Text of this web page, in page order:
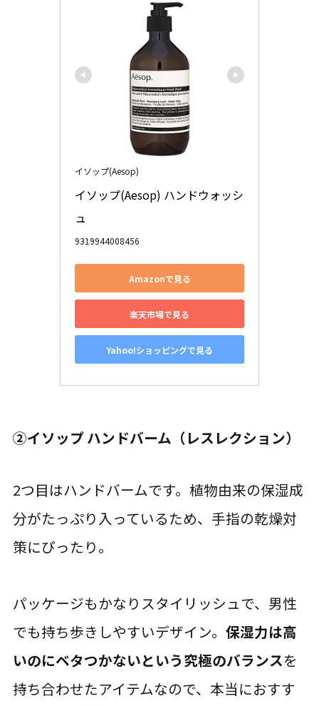
イソップ(Aesop)
イソップ(Aesop) ハンドウォッシ
ュ
9319944008456
Amazonで見る
楽天市場で見る
Yahoo!ショッピングで見る
②イソップ ハンドバーム（レスレクション）
2つ目はハンドバームです。植物由来の保湿成
分がたっぷり入っているため、手指の乾燥対
策にぴったり。
パッケージもかなりスタイリッシュで、男性
でも持ち歩きしやすいデザイン。 保湿力は高
いのにベタつかないという究極のバランスを
持ち合わせたアイテムなので、本当におすす